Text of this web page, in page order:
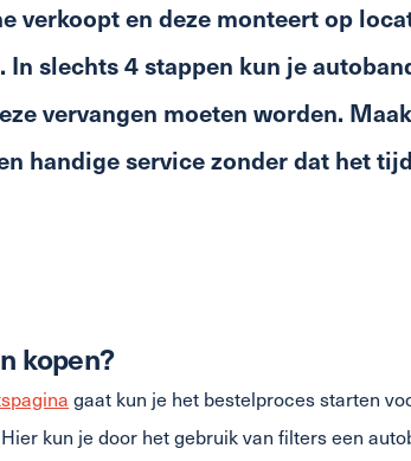
verkoopt en deze monteert op
slechts 4 stappen kun je
vervangen moeten worden.
handige service zonder dat het
kopen?
gaat kun je het bestelproces starten
kun je door het gebruik van filters een